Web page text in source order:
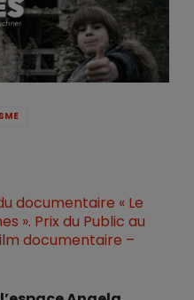
documentaire « Le
». Prix du Public au
documentaire –